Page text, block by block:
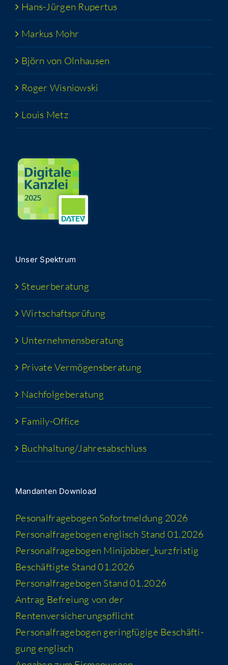
Hans-Jür­­gen Rupertus
Mar­kus Mohr
Björn von Olnhausen
Roger Wis­niow­ski
Lou­is Metz
Unser Spek­trum
Steu­er­be­ra­tung
Wirt­schafts­prü­fung
Unter­neh­mens­be­ra­tung
Pri­va­te Vermögensberatung
Nach­fol­ge­be­ra­tung
Fami­­ly-Office
Buchhaltung/​​Jahresabschluss
Man­dan­ten Download
Peso­nal­fra­ge­bo­gen Sofort­mel­dung 2026
Per­so­nal­fra­ge­bo­gen eng­lisch Stand 01.2026
Per­so­nal­fra­ge­bo­gen Minijobber_​kurzfristig
Beschäf­tig­te Stand 01.2026
Per­so­nal­fra­ge­bo­gen Stand 01.2026
Antrag Befrei­ung von der
Rentenversicherungspflicht
Per­so­nal­fra­ge­bo­gen gering­fü­gi­ge Beschäf­ti­
gung englisch